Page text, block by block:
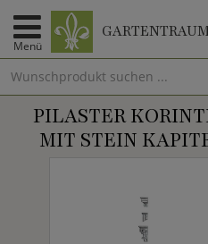
Menü
PILASTER
MIT STEIN